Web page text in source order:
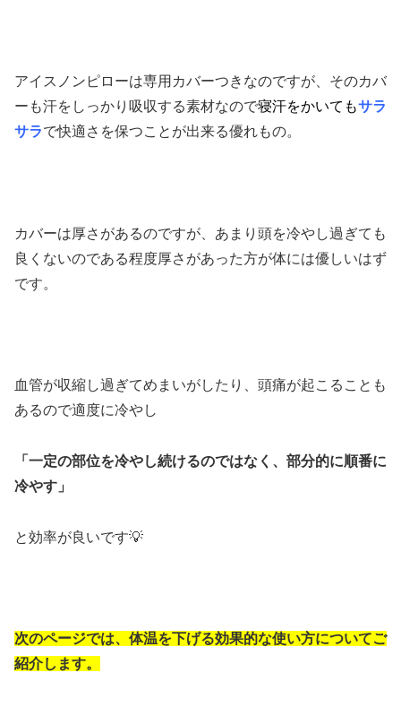
アイスノンピローは専用カバーつきなのですが、そのカバ
ーも汗をしっかり吸収する素材なので寝汗をかいてもサラ
サラで快適さを保つことが出来る優れもの。
カバーは厚さがあるのですが、あまり頭を冷やし過ぎても
良くないのである程度厚さがあった方が体には優しいはず
です。
血管が収縮し過ぎてめまいがしたり、頭痛が起こることも
あるので適度に冷やし
「一定の部位を冷やし続けるのではなく、部分的に順番に
冷やす」
と効率が良いです💡
次のページでは、体温を下げる効果的な使い方についてご
紹介します。